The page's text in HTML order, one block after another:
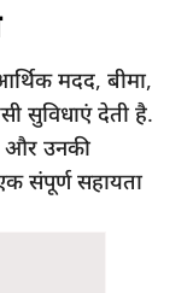
मदद, बीमा,
सुविधाएं देती है.
और उनकी
संपूर्ण सहायता